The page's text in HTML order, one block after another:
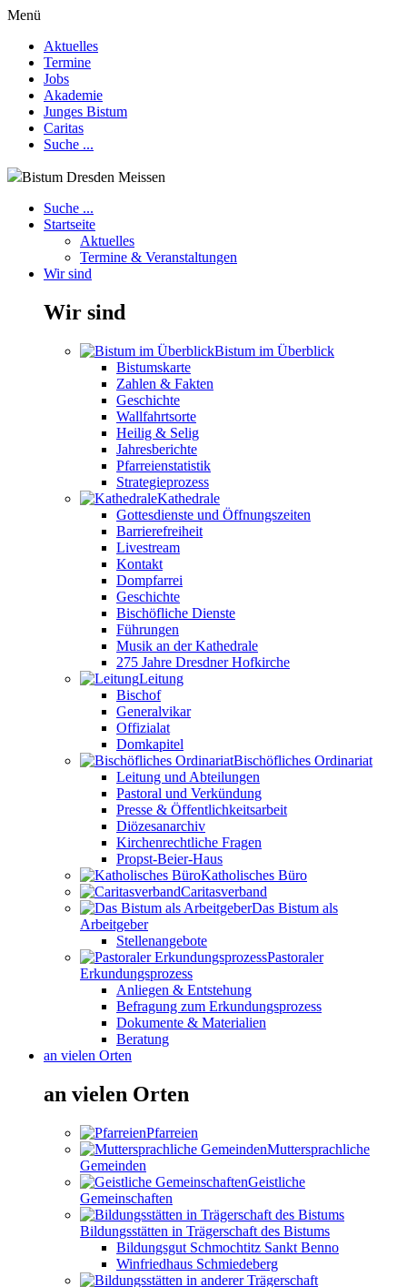
Menü
Aktuelles
Termine
Jobs
Akademie
Junges Bistum
Caritas
Suche ...
Bistum Dresden Meissen
Suche ...
Startseite
Aktuelles
Termine & Veranstaltungen
Wir sind
Wir sind
Bistum im Überblick
Bistumskarte
Zahlen & Fakten
Geschichte
Wallfahrtsorte
Heilig & Selig
Jahresberichte
Pfarreienstatistik
Strategieprozess
Kathedrale
Gottesdienste und Öffnungszeiten
Barrierefreiheit
Livestream
Kontakt
Dompfarrei
Geschichte
Bischöfliche Dienste
Führungen
Musik an der Kathedrale
275 Jahre Dresdner Hofkirche
Leitung
Bischof
Generalvikar
Offizialat
Domkapitel
Bischöfliches Ordinariat
Leitung und Abteilungen
Pastoral und Verkündung
Presse & Öffentlichkeitsarbeit
Diözesanarchiv
Kirchenrechtliche Fragen
Propst-Beier-Haus
Katholisches Büro
Caritasverband
Das Bistum als
Arbeitgeber
Stellenangebote
Pastoraler
Erkundungsprozess
Anliegen & Entstehung
Befragung zum Erkundungsprozess
Dokumente & Materialien
Beratung
an vielen Orten
an vielen Orten
Pfarreien
Muttersprachliche
Gemeinden
Geistliche
Gemeinschaften
Bildungsstätten in Trägerschaft des Bistums
Bildungsgut Schmochtitz Sankt Benno
Winfriedhaus Schmiedeberg